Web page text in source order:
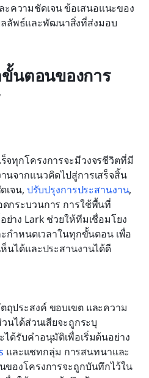
ะความชัดเจน ข้อเสนอแนะของ
ลลัพธ์และพัฒนาสิ่งที่ส่งมอบ
นตอนของการ
จทุกโครงการจะมีวงจรชีวิตที่มี
นจากแนวคิดไปสู่การเสร็จสิ้น
เจน, ปรับปรุงการประสานงาน,
กระบวนการ การใช้พื้นที่
าง Lark ช่วยให้ทีมเชื่อมโยง
กำหนดเวลาในทุกขั้นตอน เพื่อ
นได้และประสานงานได้ดี
ประสงค์ ขอบเขต และความ
นได้ส่วนเสียจะถูกระบุ
ด้รับคำอนุมัติเพื่อเริ่มต้นอย่าง
และแชทกลุ่ม การสนทนาและ
องโครงการจะถูกบันทึกไว้ใน